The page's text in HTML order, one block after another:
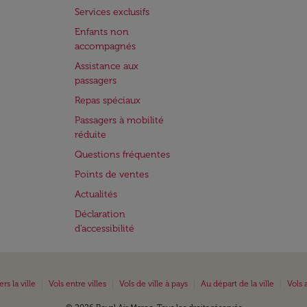
Services exclusifs
Enfants non
accompagnés
Assistance aux
passagers
Repas spéciaux
Passagers à mobilité
réduite
Questions fréquentes
Points de ventes
Actualités
Déclaration
d’accessibilité
la ville Vols entre villes Vols de ville à pays Au départ de la ville Vols